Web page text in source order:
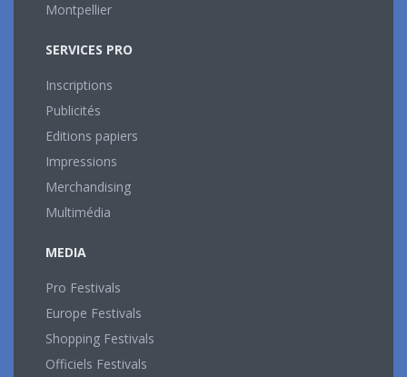
Montpellier
SERVICES PRO
Inscriptions
Publicités
Editions papiers
Impressions
Merchandising
Multimédia
MEDIA
Pro Festivals
Europe Festivals
Shopping Festivals
Officiels Festivals